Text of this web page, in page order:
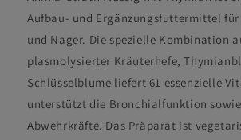
Aufbau- und Ergänzungsfuttermittel für
und Nager. Die spezielle Kombination
plasmolysierter Kräuterhefe,
Schlüsselblume liefert 61 essenzielle
unterstützt die Bronchialfunktion
Abwehrkräfte. Das Präparat ist